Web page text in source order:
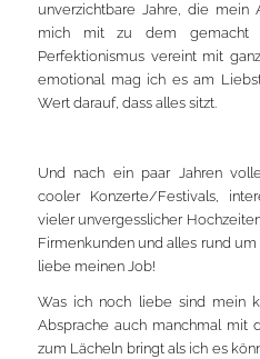
unverzichtbare Jahre, die
mich mit zu dem gemacht
Perfektionismus vereint mit
emotional mag ich es am
Wert darauf, dass alles sitzt.
Und nach ein paar Jahren
cooler Konzerte/Festivals,
vieler unvergesslicher
Firmenkunden und alles rund
liebe meinen Job!
Was ich noch liebe sind mein
Absprache auch manchmal mit
zum Lächeln bringt als ich es